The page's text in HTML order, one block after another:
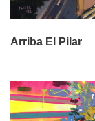
Arriba El Pilar